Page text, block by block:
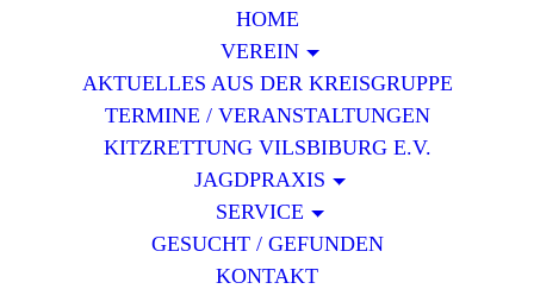
HOME
VEREIN
AKTUELLES AUS DER KREISGRUPPE
TERMINE / VERANSTALTUNGEN
KITZRETTUNG VILSBIBURG E.V.
JAGDPRAXIS
SERVICE
GESUCHT / GEFUNDEN
KONTAKT